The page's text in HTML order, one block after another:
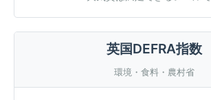
英国DEFRA指数
環境・食料・農村省